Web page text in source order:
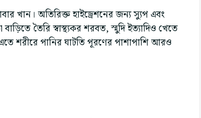
খান। অতিরিক্ত হাইড্রেশনের জন্য স্যুপ এবং
তৈরি স্বাস্থ্যকর শরবত, স্মুদি ইত্যাদিও খেতে
শরীরে পানির ঘাটতি পূরণের পাশাপাশি আরও